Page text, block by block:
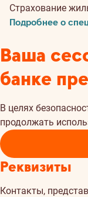
Страхование
Подробнее о
Ваша
банке
В целях
продолжать
Реквизиты
Контакты,